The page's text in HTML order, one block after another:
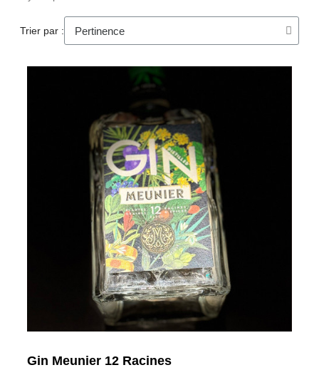
Trier par :
Gin Meunier 12 Racines